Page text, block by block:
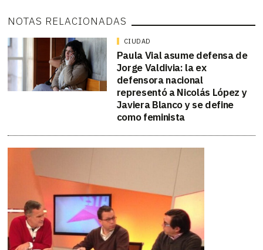
NOTAS RELACIONADAS
CIUDAD
Paula Vial asume defensa de
Jorge Valdivia: la ex
defensora nacional
representó a Nicolás López y
Javiera Blanco y se define
como feminista